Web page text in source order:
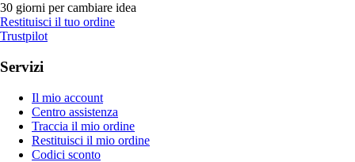
30 giorni per cambiare idea
Restituisci il tuo ordine
Trustpilot
Servizi
Il mio account
Centro assistenza
Traccia il mio ordine
Restituisci il mio ordine
Codici sconto